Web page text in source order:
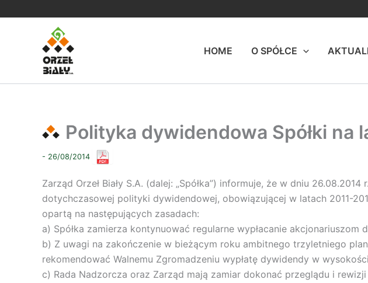
HOME
O SPÓŁCE
Polityka dywidendowa Spółki na
- 26/08/2014
Zarząd Orzeł Biały S.A. (dalej: „Spółka”) informuje, że w dniu
dotychczasowej polityki dywidendowej, obowiązującej w latach 2011-
opartą na następujących zasadach:
a) Spółka zamierza kontynuować regularne wypłacanie akcjonariuszom
b) Z uwagi na zakończenie w bieżącym roku ambitnego trzyletniego
rekomendować Walnemu Zgromadzeniu wypłatę dywidendy w
c) Rada Nadzorcza oraz Zarząd mają zamiar dokonać przeglądu i